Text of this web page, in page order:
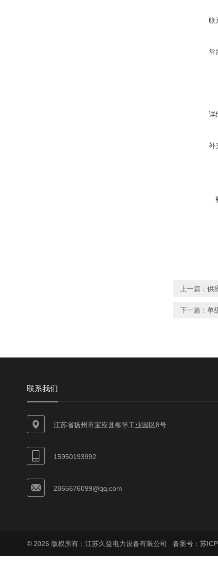
联
常
详
补
上一篇： 供
下一篇： 单
联系我们
江苏省扬州市宝应县柳堡工业园区8号
15950193992
2865676099@qq.com
© 2026 版权所有：江苏久益电力设备有限公司 备案号：苏